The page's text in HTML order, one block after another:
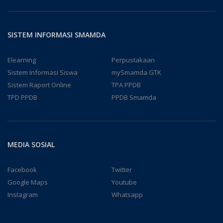
SISTEM INFORMASI SMAMDA
Elearning
Perpustakaan
Sistem Informasi Siswa
mySmamda GTK
Sistem Raport Online
TPA PPDB
TPD PPDB
PPDB Smamda
MEDIA SOSIAL
Facebook
Twitter
Google Maps
Youtube
Instagram
Whatsapp